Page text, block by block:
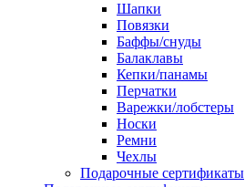
Шапки
Повязки
Баффы/снуды
Балаклавы
Кепки/панамы
Перчатки
Варежки/лобстеры
Носки
Ремни
Чехлы
Подарочные сертификаты